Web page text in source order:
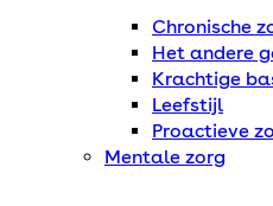
Chronische
Het andere
Krachtige
Leefstijl
Proactieve
Mentale zorg